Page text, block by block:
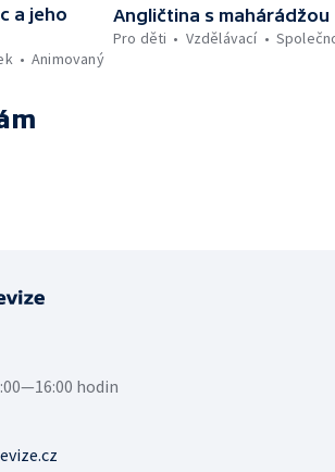
a jeho
Animovaný
Angličtina s mahárádžou
Pro děti
Vzdělávací
hodin